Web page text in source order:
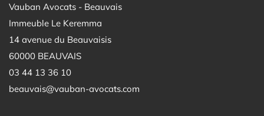
Vauban Avocats - Beauvais
Immeuble Le Keremma
14 avenue du Beauvaisis
60000 BEAUVAIS
03 44 13 36 10
beauvais@vauban-avocats.com